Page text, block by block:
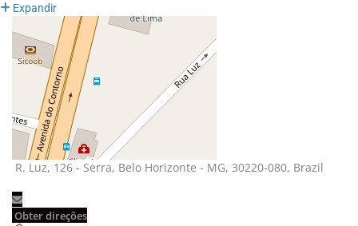
Expandir
R. Luz, 126 - Serra, Belo Horizonte - MG, 30220-080, Brazil
Obter direções